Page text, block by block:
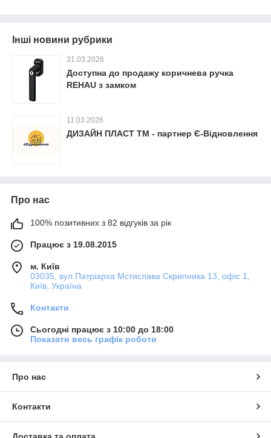
Інші новини рубрики
31.03.2026
Доступна до продажу коричнева ручка
REHAU з замком
11.03.2026
ДИЗАЙН ПЛАСТ ТМ - партнер Є-Відновлення
Про нас
100% позитивних з 82 відгуків за рік
Працює з 19.08.2015
м. Київ
03035, вул.Патріарха Мстислава Скрипника 13, офіс 1,
Київ, Україна
Контакти
Сьогодні працює з 10:00 до 18:00
Показати весь графік роботи
Про нас
Контакти